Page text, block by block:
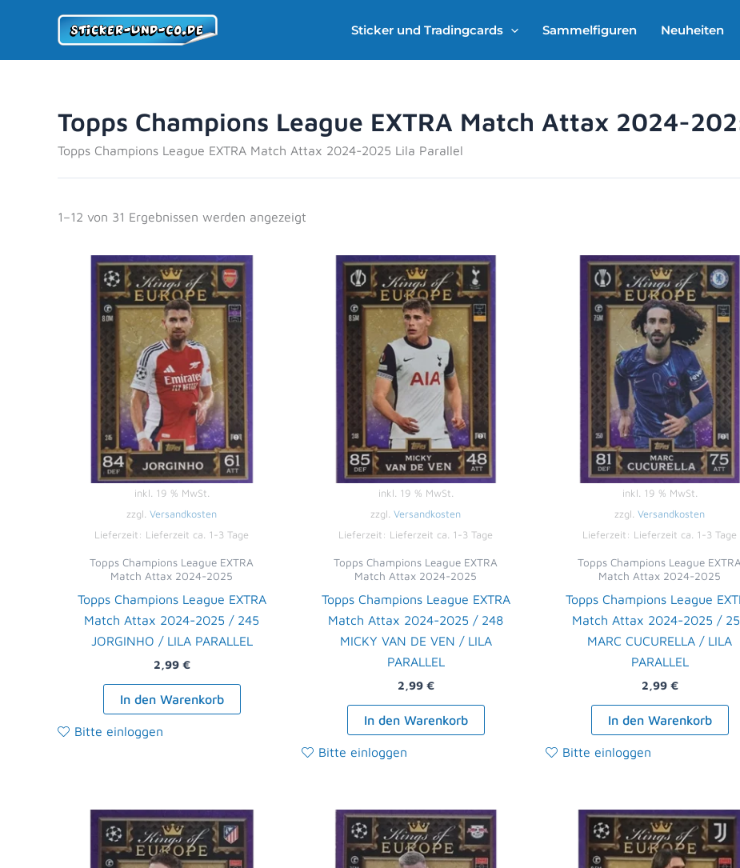
Sticker und Tradingcards Sammelfiguren Neuheiten
Topps Champions League EXTRA Match Attax 2024-
Topps Champions League EXTRA Match Attax 2024-2025 Lila Parallel
1–12 von 31 Ergebnissen werden angezeigt
inkl. 19 % MwSt.
zzgl. Versandkosten
Lieferzeit: Lieferzeit ca. 1-3 Tage
Topps Champions League EXTRA
Match Attax 2024-2025
Topps Champions League EXTRA
Match Attax 2024-2025 / 245
JORGINHO / LILA PARALLEL
2,99 €
In den Warenkorb
Bitte einloggen
inkl. 19 % MwSt.
zzgl. Versandkosten
Lieferzeit: Lieferzeit ca. 1-3 Tage
Topps Champions League EXTRA
Match Attax 2024-2025
Topps Champions League EXTRA
Match Attax 2024-2025 / 248
MICKY VAN DE VEN / LILA
PARALLEL
2,99 €
In den Warenkorb
Bitte einloggen
inkl. 19 % MwSt.
zzgl. Versandkosten
Lieferzeit: Lieferzeit ca. 1-3 Tage
Topps Champions League EXTRA
Match Attax 2024-2025
Topps Champions League
Match Attax 2024-2025 /
MARC CUCURELLA / LILA
PARALLEL
2,99 €
In den Warenkorb
Bitte einloggen